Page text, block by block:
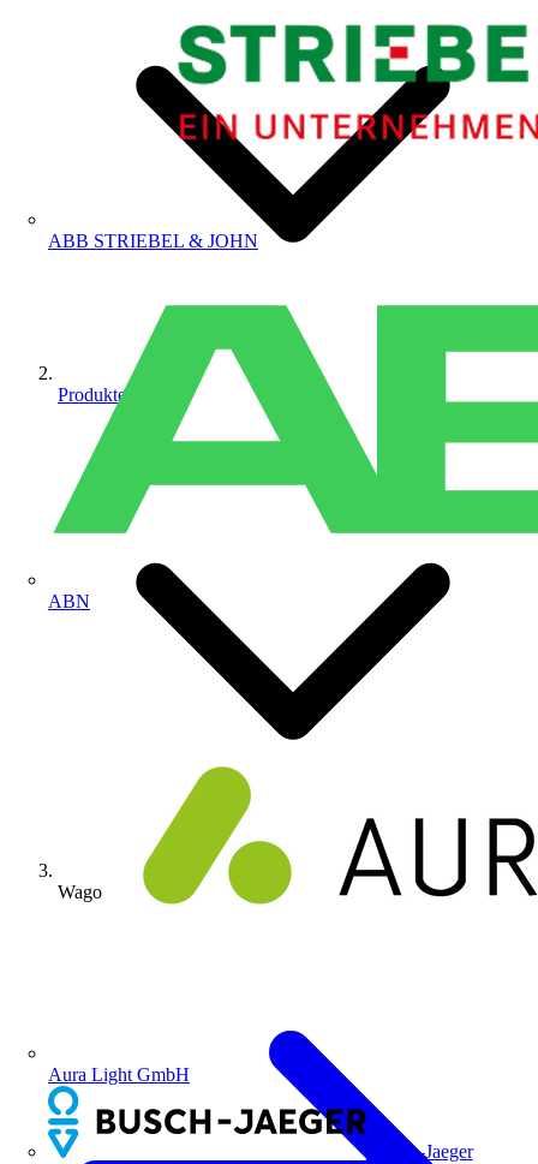
ABB STRIEBEL & JOHN
ABN
Aura Light GmbH
Busch-Jaeger
Produkte
Wago